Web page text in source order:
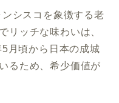
シスコを象徴する老
リッチな味わいは、
月頃から日本の成城
るため、希少価値が